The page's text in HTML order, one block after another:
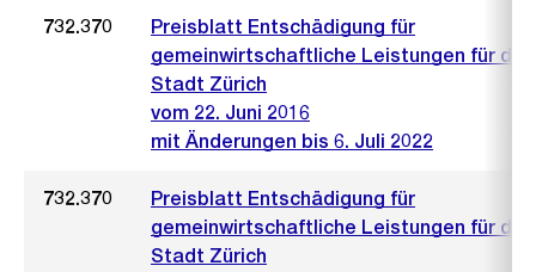
732.370
Preisblatt Entschädigung für
gemeinwirtschaftliche Leistungen für die
Stadt Zürich
vom 22. Juni 2016
mit Änderungen bis 6. Juli 2022
732.370
Preisblatt Entschädigung für
gemeinwirtschaftliche Leistungen für die
Stadt Zürich